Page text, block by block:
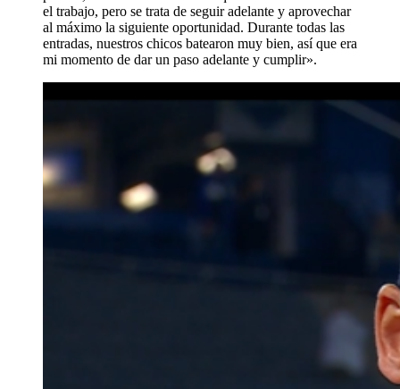
el trabajo, pero se trata de seguir adelante y aprovechar
al máximo la siguiente oportunidad. Durante todas las
entradas, nuestros chicos batearon muy bien, así que era
mi momento de dar un paso adelante y cumplir».